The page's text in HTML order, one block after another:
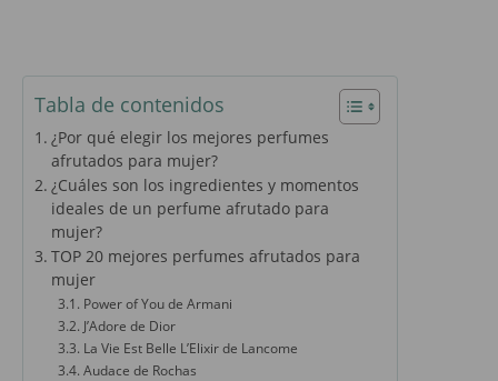
Tabla de contenidos
¿Por qué elegir los mejores perfumes
afrutados para mujer?
¿Cuáles son los ingredientes y momentos
ideales de un perfume afrutado para
mujer?
TOP 20 mejores perfumes afrutados para
mujer
Power of You de Armani
J’Adore de Dior
La Vie Est Belle L’Elixir de Lancome
Audace de Rochas